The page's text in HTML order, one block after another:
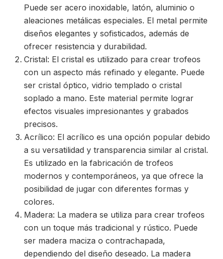
Puede ser acero inoxidable, latón, aluminio o
aleaciones metálicas especiales. El metal permite
diseños elegantes y sofisticados, además de
ofrecer resistencia y durabilidad.
Cristal: El cristal es utilizado para crear trofeos
con un aspecto más refinado y elegante. Puede
ser cristal óptico, vidrio templado o cristal
soplado a mano. Este material permite lograr
efectos visuales impresionantes y grabados
precisos.
Acrílico: El acrílico es una opción popular debido
a su versatilidad y transparencia similar al cristal.
Es utilizado en la fabricación de trofeos
modernos y contemporáneos, ya que ofrece la
posibilidad de jugar con diferentes formas y
colores.
Madera: La madera se utiliza para crear trofeos
con un toque más tradicional y rústico. Puede
ser madera maciza o contrachapada,
dependiendo del diseño deseado. La madera